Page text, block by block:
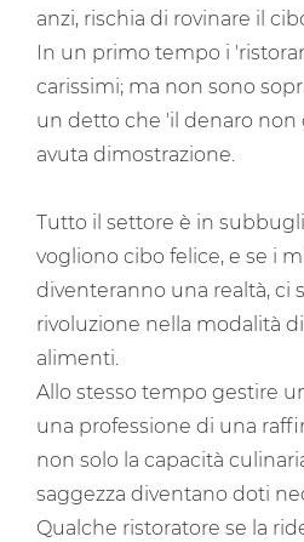
anzi, rischia di rovinare il
In un primo tempo i
carissimi; ma non sono
un detto che 'il denaro non
avuta dimostrazione.
Tutto il settore è in
vogliono cibo felice, e se i
diventeranno una realtà, ci
rivoluzione nella modalità
alimenti.
Allo stesso tempo gestire
una professione di una
non solo la capacità
saggezza diventano doti
Qualche ristoratore se la